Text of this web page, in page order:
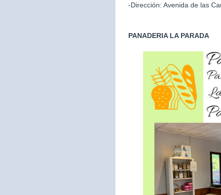
-Dirección: Avenida de las
PANADERIA LA PARADA